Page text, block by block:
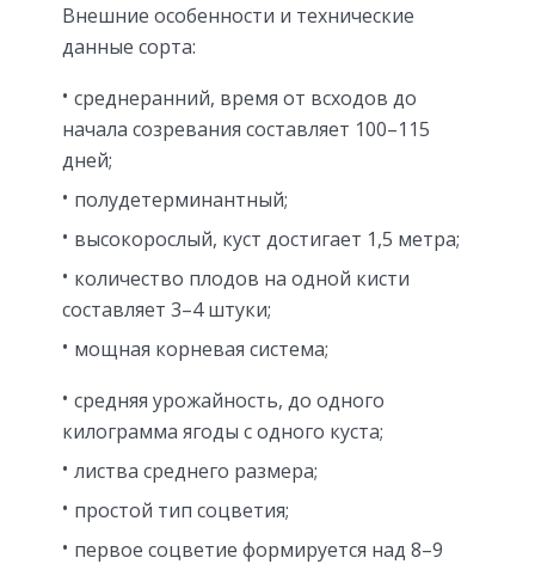
Внешние особенности и технические
данные сорта:
среднеранний, время от всходов до
начала созревания составляет 100–115
дней;
полудетерминантный;
высокорослый, куст достигает 1,5 метра;
количество плодов на одной кисти
составляет 3–4 штуки;
мощная корневая система;
средняя урожайность, до одного
килограмма ягоды с одного куста;
листва среднего размера;
простой тип соцветия;
первое соцветие формируется над 8–9